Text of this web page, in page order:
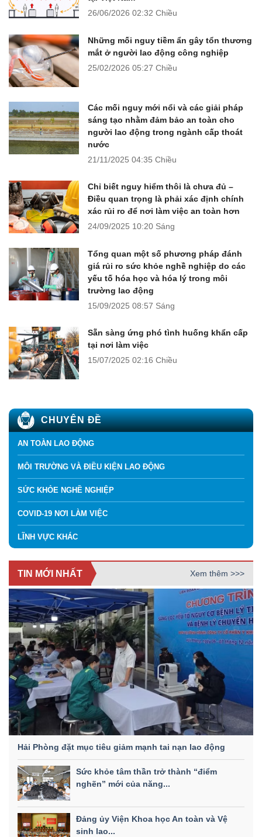
26/06/2026 02:32 Chiều
Những mối nguy tiềm ẩn gây tổn thương
mắt ở người lao động công nghiệp
25/02/2026 05:27 Chiều
Các mối nguy mới nổi và các giải pháp
sáng tạo nhằm đảm bảo an toàn cho
người lao động trong ngành cấp thoát
nước
21/11/2025 04:35 Chiều
Chỉ biết nguy hiểm thôi là chưa đủ –
Điều quan trọng là phải xác định chính
xác rủi ro để nơi làm việc an toàn hơn
24/09/2025 10:20 Sáng
Tổng quan một số phương pháp đánh
giá rủi ro sức khỏe nghề nghiệp do các
yếu tố hóa học và hóa lý trong môi
trường lao động
15/09/2025 08:57 Sáng
Sẵn sàng ứng phó tình huống khẩn cấp
tại nơi làm việc
15/07/2025 02:16 Chiều
CHUYÊN ĐỀ
AN TOÀN LAO ĐỘNG
MÔI TRƯỜNG VÀ ĐIỀU KIỆN LAO ĐỘNG
SỨC KHỎE NGHỀ NGHIỆP
COVID-19 NƠI LÀM VIỆC
LĨNH VỰC KHÁC
TIN MỚI NHẤT Xem thêm >>>
Hải Phòng đặt mục tiêu giảm mạnh tai nạn lao động
Sức khỏe tâm thần trở thành “điểm
nghẽn” mới của năng...
Đảng ủy Viện Khoa học An toàn và Vệ
sinh lao...